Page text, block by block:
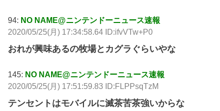
94: NO NAME@ニンテンドーニュース速報
2020/05/25(月) 17:34:58.64 ID:ifvVTw+P0
おれが興味あるの牧場とカグラぐらいやな
145: NO NAME@ニンテンドーニュース速報
2020/05/25(月) 17:51:59.83 ID:FLPPsqTzM
テンセントはモバイルに滅茶苦茶強いからな